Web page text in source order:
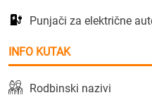
Punjači za električne
INFO KUTAK
Rodbinski nazivi